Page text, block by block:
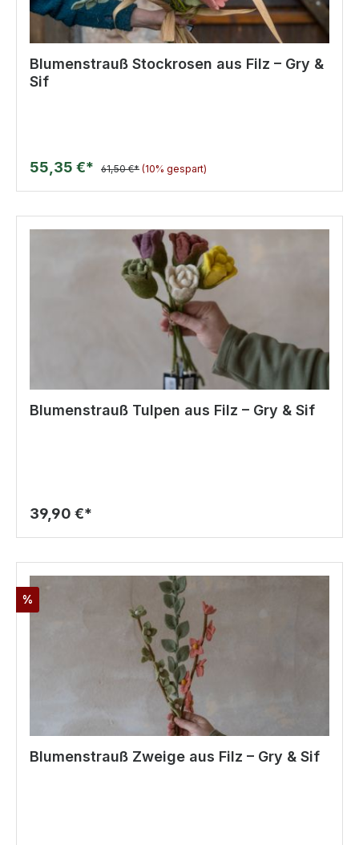
Blumenstrauß Stockrosen aus Filz – Gry &
Sif
55,35 €* 61,50 €* (10% gespart)
Blumenstrauß Tulpen aus Filz – Gry & Sif
39,90 €*
%
Blumenstrauß Zweige aus Filz – Gry & Sif